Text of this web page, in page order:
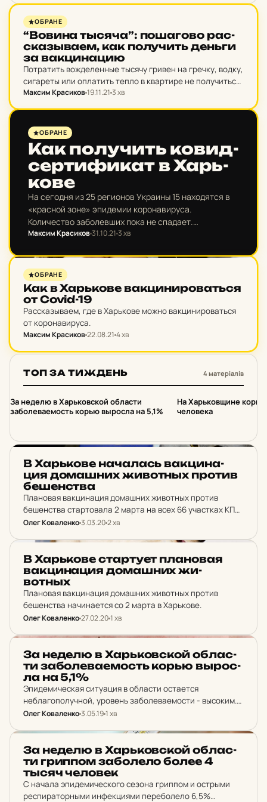
захистити себе закликала волонтерка Наталія Попова,…
PUSHОБРАНЕ
“Вовина тысяча”: по­ша­го­во рас­
сказ­ыва­ем, как по­лу­чить деньги
за вак­ци­на­цию
Потратить вожделенные тысячу гривен на гречку, водку,
сигареты или оплатить тепло в квартире не получиться.
Зато купить билет до Львова или оплатить качалку –
Максим Красиков19.11.21 3 хв
ОБРАНЕ
Как по­лу­чить ковид-
сер­ти­фи­кат в Харь­
ко­ве
На сегодня из 25 регионов Украины 15 находятся в
«красной зоне» эпидемии коронавируса.
Количество заболевших пока не спадает.
Одновременно вводятся все новые ограничения для
документ и…
Максим Красиков31.10.21 3 хв
PUSH
ОБРАНЕ
Как в Харь­ко­ве вак­ци­ни­ро­вать­ся
от Covid-19
Рассказываем, где в Харькове можно вакцинироваться
от коронавируса.
Максим Красиков22.08.21 4 хв
ТОП ЗА ТИЖДЕНЬ 4 матеріалів
1
За неделю в Харьковской области
заболеваемость корью выросла на 5,1%
2
На Харьковщине
человека
В Харь­ко­ве на­ча­лась вак­ци­на­
ция до­маш­них жи­вотных против
бе­шен­ства
Плановая вакцинация домашних животных против
бешенства стартовала 2 марта на всех 66 участках КП
«Жилкомсервис» и продлится до 23 апреля.
Олег Коваленко3.03.202 хв
В Харь­ко­ве стар­ту­ет пла­но­вая
вак­ци­на­ция до­маш­них жи­
вотных
Плановая вакцинация домашних животных против
бешенства начинается со 2 марта в Харькове.
Олег Коваленко27.02.201 хв
За неделю в Харь­ков­ской об­лас­
ти за­бо­ле­ва­е­мость корью вырос­
ла на 5,1%
Эпидемическая ситуация в области остается
неблагополучной, уровень заболеваемости - высоким.
За 18 неделю по сравнению с 17 неделей 2019 года
Олег Коваленко3.05.191 хв
За неделю в Харь­ков­ской об­лас­
ти грип­пом за­бо­ле­ло более 4
тысяч че­ло­век
С начала эпидемического сезона гриппом и острыми
респираторными инфекциями переболело 6,5%